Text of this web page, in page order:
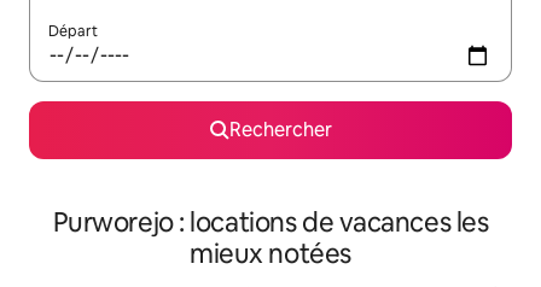
Départ
Rechercher
Purworejo : locations de vacances les
mieux notées